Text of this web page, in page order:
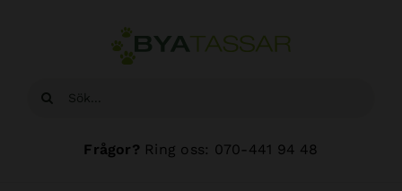
Sök
Frågor? Ring oss: 070-441 94 48